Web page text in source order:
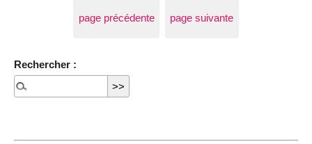
page précédente page suivante
Rechercher :